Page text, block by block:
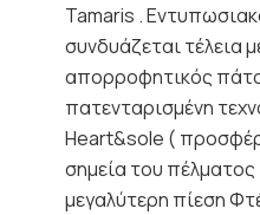
Tamaris .
συνδυάζεται τέλεια
απορροφητικός
πατενταρισμένη
Heart&sole (
σημεία του
μεγαλύτερη πίεση